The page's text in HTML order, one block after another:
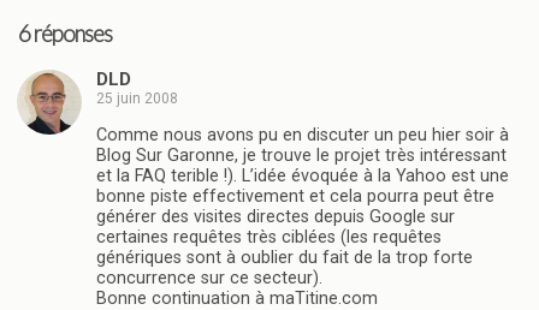
6 réponses
DLD
25 juin 2008
Comme nous avons pu en discuter un peu hier soir à
Blog Sur Garonne, je trouve le projet très intéressant
et la FAQ terible !). L’idée évoquée à la Yahoo est une
bonne piste effectivement et cela pourra peut être
générer des visites directes depuis Google sur
certaines requêtes très ciblées (les requêtes
génériques sont à oublier du fait de la trop forte
concurrence sur ce secteur).
Bonne continuation à maTitine.com